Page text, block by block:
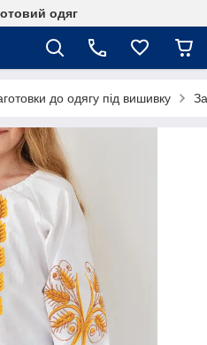
одяг
до одягу під вишивку